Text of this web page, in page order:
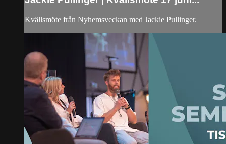
Kvällsmöte från Nyhemsveckan med Jackie Pullinger.